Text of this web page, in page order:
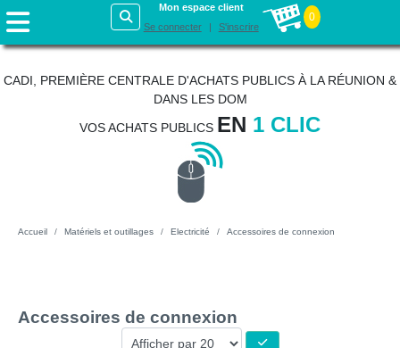
Mon espace client
Se connecter
S'inscrire
0
CADI, PREMIÈRE CENTRALE D'ACHATS PUBLICS À LA RÉUNION &
DANS LES DOM
VOS ACHATS PUBLICS EN 1 CLIC
Accueil Matériels et outillages Electricité Accessoires de connexion
Accessoires de connexion